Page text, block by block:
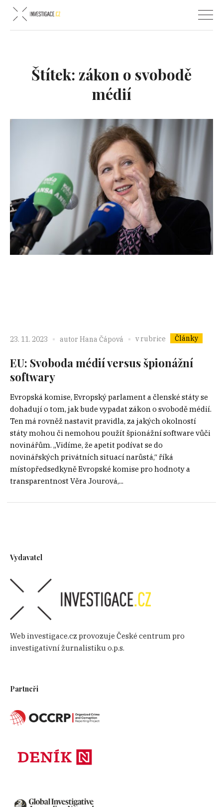
Štítek: zákon o svobodě
médií
23. 11. 2023 autor Hana Čápová v rubrice Články
EU: Svoboda médií versus špionážní
softwary
Evropská komise, Evropský parlament a členské státy se
dohadují o tom, jak bude vypadat zákon o svobodě médií.
Ten má rovněž nastavit pravidla, za jakých okolností
státy mohou či nemohou použít špionážní software vůči
novinářům. „Vidíme, že apetit podívat se do
novinářských privátních situací narůstá,“ říká
místopředsedkyně Evropské komise pro hodnoty a
transparentnost Věra Jourová,...
Vydavatel
Web investigace.cz provozuje České centrum pro
investigativní žurnalistiku o.p.s.
Partneři